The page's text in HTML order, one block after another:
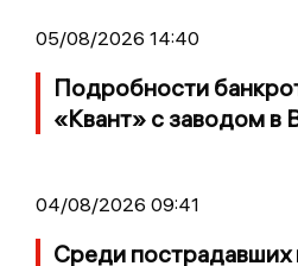
05/08/2026 14:40
Подробности
«Квант» с заводом в
04/08/2026 09:41
Среди пострадавших